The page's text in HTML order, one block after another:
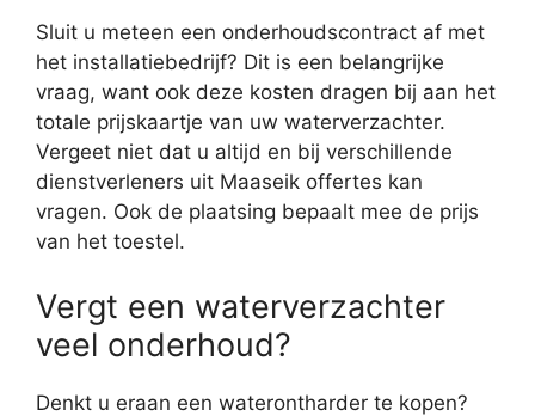
Sluit u meteen een onderhoudscontract af met
het installatiebedrijf? Dit is een belangrijke
vraag, want ook deze kosten dragen bij aan het
totale prijskaartje van uw waterverzachter.
Vergeet niet dat u altijd en bij verschillende
dienstverleners uit Maaseik offertes kan
vragen. Ook de plaatsing bepaalt mee de prijs
van het toestel.
Vergt een waterverzachter
veel onderhoud?
Denkt u eraan een waterontharder te kopen?